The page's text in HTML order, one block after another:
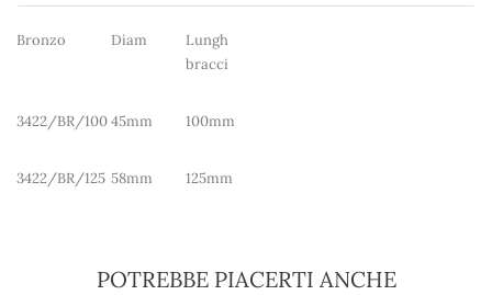
Bronzo Diam
Lungh
bracci
3422/BR/10045mm 100mm
3422/BR/125 58mm 125mm
POTREBBE PIACERTI ANCHE